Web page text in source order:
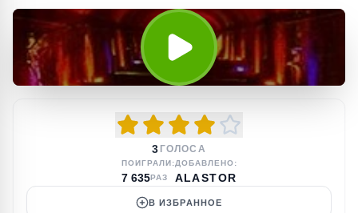
3 ГОЛОСА
ПОИГРАЛИ:
7 635РАЗ
ДОБАВЛЕНО:
ALASTOR
В ИЗБРАННОЕ